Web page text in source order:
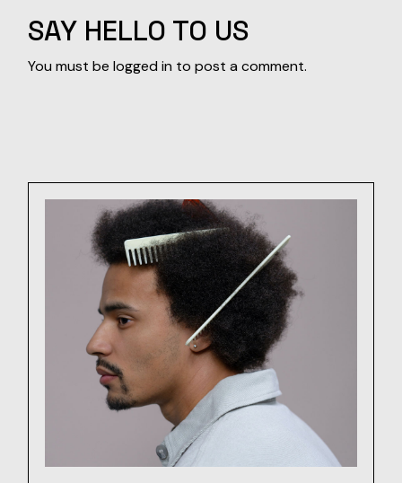
SAY HELLO TO US
You must belogged in to post a comment.